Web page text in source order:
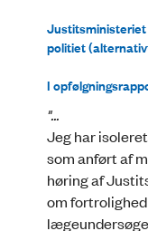
politiet
I
"...
Jeg har
som anført af
høring af
om